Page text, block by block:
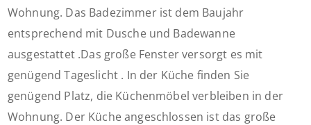
Wohnung. Das Badezimmer ist dem Baujahr
entsprechend mit Dusche und Badewanne
ausgestattet .Das große Fenster versorgt es mit
genügend Tageslicht . In der Küche finden Sie
genügend Platz, die Küchenmöbel verbleiben in der
Wohnung. Der Küche angeschlossen ist das große